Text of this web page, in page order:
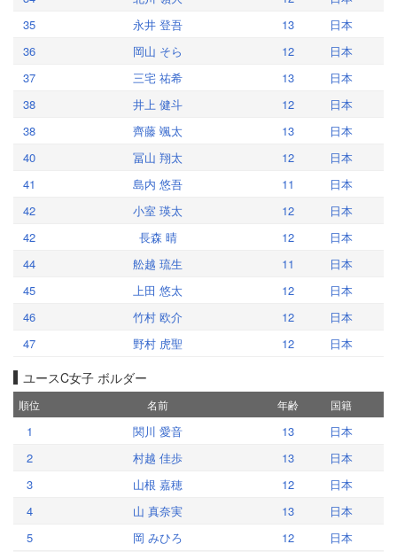
35
永井 登吾 13
日本
36
岡山 そら 12
日本
37
三宅 祐希 13
日本
38
井上 健斗 12
日本
38
齊藤 颯太 13
日本
40
冨山 翔太 12
日本
41
島内 悠吾 11
日本
42
小室 瑛太 12
日本
42
長森 晴 12
日本
44
舩越 琉生 11
日本
45
上田 悠太 12
日本
46
竹村 欧介 12
日本
47
野村 虎聖 12 日本
ユースC女子 ボルダー
順位 名前 年齢 国籍
1 関川 愛音 13
日本
2
村越 佳歩 13
日本
3
山根 嘉穂 12
日本
4
山 真奈実 13
日本
5
岡 みひろ 12
日本